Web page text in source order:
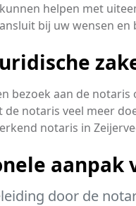
helpen met
bij uw wensen en
bezoek aan de
notaris veel meer
notaris in
aanpak
door de